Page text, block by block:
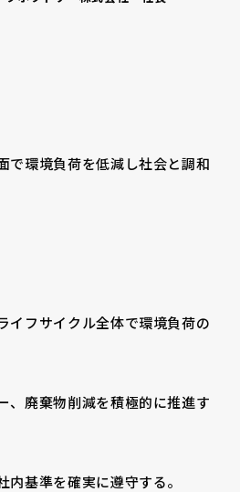
で環境負荷を低減し社会と調和
イフサイクル全体で環境負荷の
、廃棄物削減を積極的に推進す
内基準を確実に遵守する。